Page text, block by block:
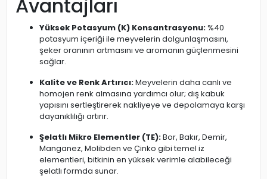
Avantajları
Yüksek Potasyum (K) Konsantrasyonu: %40
potasyum içeriği ile meyvelerin dolgunlaşmasını,
şeker oranının artmasını ve aromanın güçlenmesini
sağlar.
Kalite ve Renk Artırıcı:Meyvelerin daha canlı ve
homojen renk almasına yardımcı olur; dış kabuk
yapısını sertleştirerek nakliyeye ve depolamaya karşı
dayanıklılığı artırır.
Şelatlı Mikro Elementler (TE):Bor, Bakır, Demir,
Manganez, Molibden ve Çinko gibi temel iz
elementleri, bitkinin en yüksek verimle alabileceği
şelatlı formda sunar.